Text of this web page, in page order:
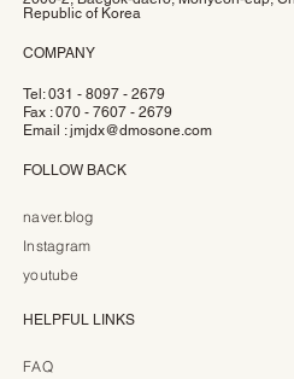
Republic of Korea
COMPANY
Tel: 031 - 8097 - 2679
Fax : 070 - 7607 - 2679
Email :jmjdx@dmosone.com
FOLLOW BACK
naver.blog
Instagram
youtube
HELPFUL LINKS
FAQ